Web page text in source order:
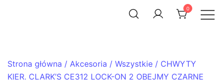
0
Strona główna / Akcesoria / Wszystkie / CHWYTY
KIER. CLARK’S CE312 LOCK-ON 2 OBEJMY CZARNE